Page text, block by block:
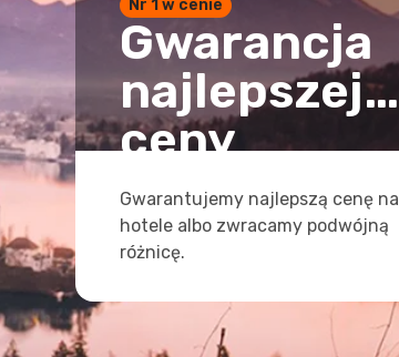
Nr 1 w cenie
Gwarancja
najlepszej
ceny
Gwarantujemy najlepszą cenę na
hotele albo zwracamy podwójną
różnicę.